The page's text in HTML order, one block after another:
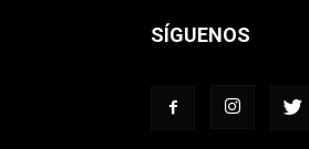
SÍGUENOS